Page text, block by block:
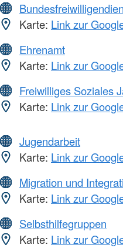
Karte: Link zur
Ehrenamt
Karte: Link zur
Freiwilliges Soziales
Karte: Link zur
Jugendarbeit
Karte: Link zur
Migration und
Karte: Link zur
Selbsthilfegruppen
Karte: Link zur